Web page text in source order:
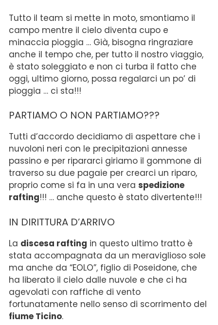
Tutto il team si mette in moto, smontiamo il
campo mentre il cielo diventa cupo e
minaccia pioggia … Già, bisogna ringraziare
anche il tempo che, per tutto il nostro viaggio,
è stato soleggiato e non ci turba il fatto che
oggi, ultimo giorno, possa regalarci un po’ di
pioggia … ci sta!!!
PARTIAMO O NON PARTIAMO???
Tutti d’accordo decidiamo di aspettare che i
nuvoloni neri con le precipitazioni annesse
passino e per ripararci giriamo il gommone di
traverso su due pagaie per crearci un riparo,
proprio come si fa in una vera spedizione
rafting!!! … anche questo è stato divertente!!!
IN DIRITTURA D’ARRIVO
La discesa rafting in questo ultimo tratto è
stata accompagnata da un meraviglioso sole
ma anche da “EOLO”, figlio di Poseidone, che
ha liberato il cielo dalle nuvole e che ci ha
agevolati con raffiche di vento
fortunatamente nello senso di scorrimento del
fiume Ticino.